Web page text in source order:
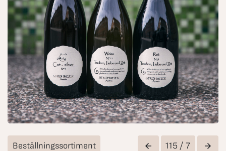
Beställningssortiment arrow_back 115 / 7 arrow_forward